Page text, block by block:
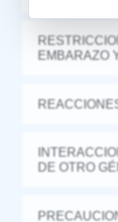
EMBARAZO
DE OTRO